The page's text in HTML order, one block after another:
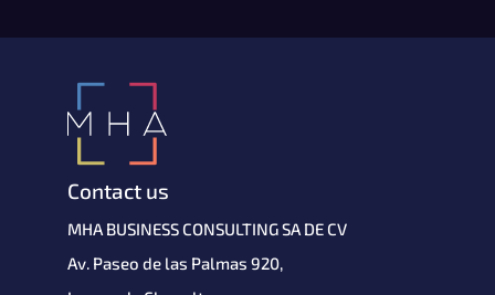
Contact us
MHA BUSINESS CONSULTING SA DE CV
Av. Paseo de las Palmas 920,